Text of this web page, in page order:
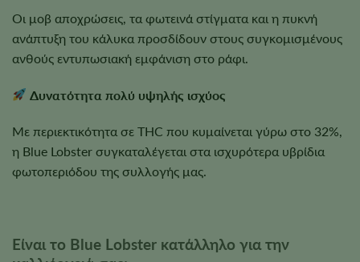
Οι μοβ αποχρώσεις, τα φωτεινά στίγματα και η πυκνή
ανάπτυξη του κάλυκα προσδίδουν στους συγκομισμένους
ανθούς εντυπωσιακή εμφάνιση στο ράφι.
Δυνατότητα πολύ υψηλής ισχύος
Με περιεκτικότητα σε THC που κυμαίνεται γύρω στο 32%,
η Blue Lobster συγκαταλέγεται στα ισχυρότερα υβρίδια
φωτοπεριόδου της συλλογής μας.
Είναι το Blue Lobster κατάλληλο για την